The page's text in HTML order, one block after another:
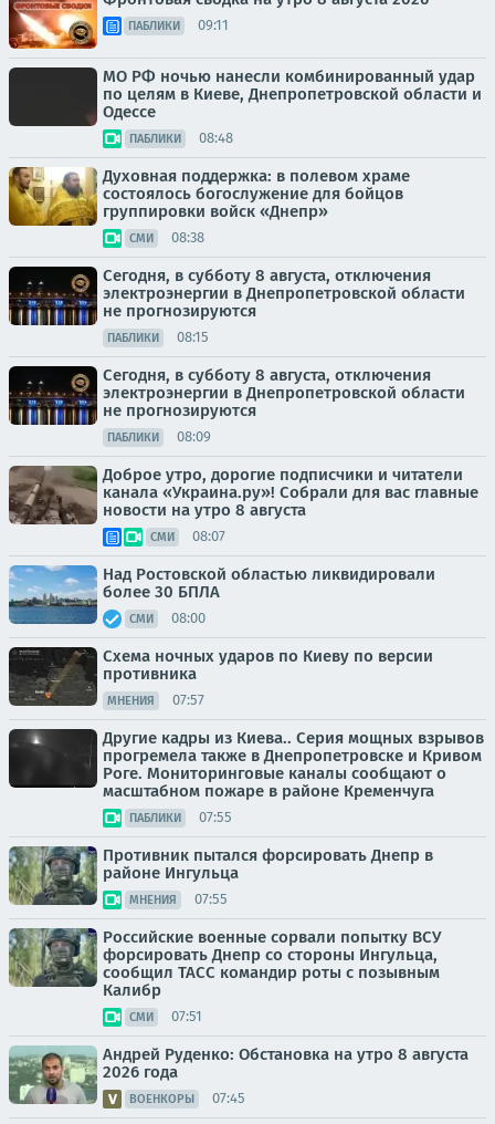
ПАБЛИКИ 09:11
МО РФ ночью нанесли комбинированный удар
по целям в Киеве, Днепропетровской области и
Одессе
ПАБЛИКИ 08:48
Духовная поддержка: в полевом храме
состоялось богослужение для бойцов
группировки войск «Днепр»
СМИ 08:38
Сегодня, в субботу 8 августа, отключения
электроэнергии в Днепропетровской области
не прогнозируются
ПАБЛИКИ 08:15
Сегодня, в субботу 8 августа, отключения
электроэнергии в Днепропетровской области
не прогнозируются
ПАБЛИКИ 08:09
Доброе утро, дорогие подписчики и читатели
канала «Украина.ру»! Собрали для вас главные
новости на утро 8 августа
СМИ 08:07
Над Ростовской областью ликвидировали
более 30 БПЛА
СМИ 08:00
Схема ночных ударов по Киеву по версии
противника
МНЕНИЯ 07:57
Другие кадры из Киева.. Серия мощных взрывов
прогремела также в Днепропетровске и Кривом
Роге. Мониторинговые каналы сообщают о
масштабном пожаре в районе Кременчуга
ПАБЛИКИ 07:55
Противник пытался форсировать Днепр в
районе Ингульца
МНЕНИЯ 07:55
Российские военные сорвали попытку ВСУ
форсировать Днепр со стороны Ингульца,
сообщил ТАСС командир роты с позывным
Калибр
СМИ 07:51
Андрей Руденко: Обстановка на утро 8 августа
2026 года
ВОЕНКОРЫ 07:45